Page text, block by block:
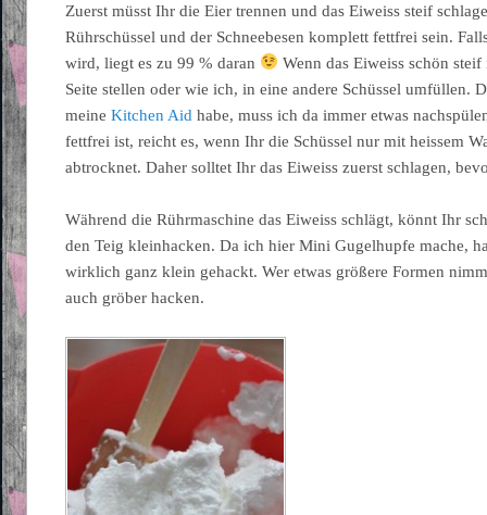
Zuerst müsst Ihr die Eier trennen und das Eiweiss steif
Rührschüssel und der Schneebesen komplett fettfrei sein.
wird, liegt es zu 99 % daran
Wenn das Eiweiss schön
Seite stellen oder wie ich, in eine andere Schüssel umfüllen.
meineKitchen Aid habe, muss ich da immer etwas
fettfrei ist, reicht es, wenn Ihr die Schüssel nur mit heissem
abtrocknet. Daher solltet Ihr das Eiweiss zuerst schlagen,
Während die Rührmaschine das Eiweiss schlägt, könnt Ihr
den Teig kleinhacken. Da ich hier Mini Gugelhupfe mache,
wirklich ganz klein gehackt. Wer etwas größere Formen
auch gröber hacken.